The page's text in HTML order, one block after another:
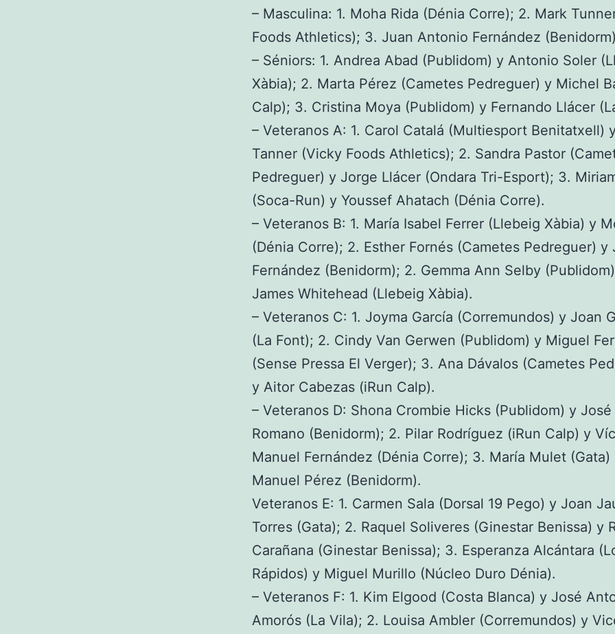
– Masculina: 1. Moha Rida (Dénia Corre); 2. Mark
Foods Athletics); 3. Juan Antonio Fernández
– Séniors: 1. Andrea Abad (Publidom) y Antonio Soler
Xàbia); 2. Marta Pérez (Cametes Pedreguer) y Michel
Calp); 3. Cristina Moya (Publidom) y Fernando Llácer
– Veteranos A: 1. Carol Catalá (Multiesport Benitatxell)
Tanner (Vicky Foods Athletics); 2. Sandra Pastor
Pedreguer) y Jorge Llácer (Ondara Tri-Esport); 3.
(Soca-Run) y Youssef Ahatach (Dénia Corre).
– Veteranos B: 1. María Isabel Ferrer (Llebeig Xàbia) y
(Dénia Corre); 2. Esther Fornés (Cametes Pedreguer) y
Fernández (Benidorm); 2. Gemma Ann Selby
James Whitehead (Llebeig Xàbia).
– Veteranos C: 1. Joyma García (Corremundos) y Joan
(La Font); 2. Cindy Van Gerwen (Publidom) y Miguel
(Sense Pressa El Verger); 3. Ana Dávalos (Cametes
y Aitor Cabezas (iRun Calp).
– Veteranos D: Shona Crombie Hicks (Publidom) y
Romano (Benidorm); 2. Pilar Rodríguez (iRun Calp) y
Manuel Fernández (Dénia Corre); 3. María Mulet
Manuel Pérez (Benidorm).
Veteranos E: 1. Carmen Sala (Dorsal 19 Pego) y Joan
Torres (Gata); 2. Raquel Soliveres (Ginestar Benissa) y
Carañana (Ginestar Benissa); 3. Esperanza Alcántara
Rápidos) y Miguel Murillo (Núcleo Duro Dénia).
– Veteranos F: 1. Kim Elgood (Costa Blanca) y José
Amorós (La Vila); 2. Louisa Ambler (Corremundos) y